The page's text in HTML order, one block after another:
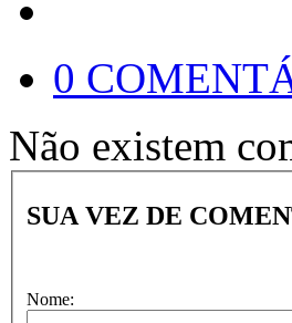
0
Não existem
SUA VEZ DE
Nome: